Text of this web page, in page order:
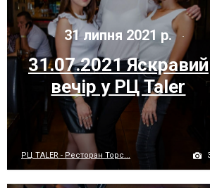
31 липня 2021 р.
31.07.2021 Яскравий
вечір у РЦ Taler
РЦ TALER - Ресторан Торс...